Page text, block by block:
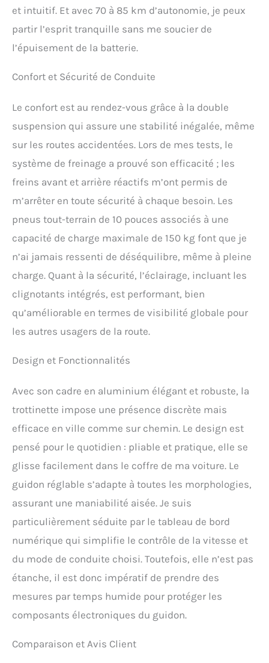
scooter lors de la conduite
à grande vitesse ou hors
route.
【Pliable &
Portable】: Cette scooter
et à transporter, la taille de
ce scooter électrique pour
112*61*53cm et le poids est
de 27kg. Vous pouvez
l’emporter dans les outils
de transport en commun,
la ranger dans votre
moyen de transport idéal
pour aller à l'école, au
travail ou sur un court
trajet.
【Trottinette
Electrique intelligent】: La
écran LCD intelligent entre
les poignées, qui affiche la
mode de vitesse actuel, la
durée de vie de la batterie,
phares et feux arrière à
direction gauche et droite,
nuit. Le feu d’arrêt à
l'arrière s'allume
automatiquement lors du
freinage pour une
sûre.
【Service après-
vente en ligne 24h/24】
de trottinettes électriques
en France et dans d'autres
livraison rapide, une
excellente équipe de
garantie et des services de
retour et d'échange
gratuits. Vous pouvez
acheter nos scooter
électriques en toute
vous recevez une nouvelle
et intuitif. Et avec 70 à 85 km d’autonomie, je peux
partir l’esprit tranquille sans me soucier de
l’épuisement de la batterie.
Confort et Sécurité de Conduite
Le confort est au rendez-vous grâce à la double
suspension qui assure une stabilité inégalée, même
sur les routes accidentées. Lors de mes tests, le
système de freinage a prouvé son efficacité ; les
freins avant et arrière réactifs m’ont permis de
m’arrêter en toute sécurité à chaque besoin. Les
pneus tout-terrain de 10 pouces associés à une
capacité de charge maximale de 150 kg font que je
n’ai jamais ressenti de déséquilibre, même à pleine
charge. Quant à la sécurité, l’éclairage, incluant les
clignotants intégrés, est performant, bien
qu’améliorable en termes de visibilité globale pour
les autres usagers de la route.
Design et Fonctionnalités
Avec son cadre en aluminium élégant et robuste, la
trottinette impose une présence discrète mais
efficace en ville comme sur chemin. Le design est
pensé pour le quotidien : pliable et pratique, elle se
glisse facilement dans le coffre de ma voiture. Le
guidon réglable s’adapte à toutes les morphologies,
assurant une maniabilité aisée. Je suis
particulièrement séduite par le tableau de bord
numérique qui simplifie le contrôle de la vitesse et
du mode de conduite choisi. Toutefois, elle n’est pas
étanche, il est donc impératif de prendre des
mesures par temps humide pour protéger les
composants électroniques du guidon.
Comparaison et Avis Client